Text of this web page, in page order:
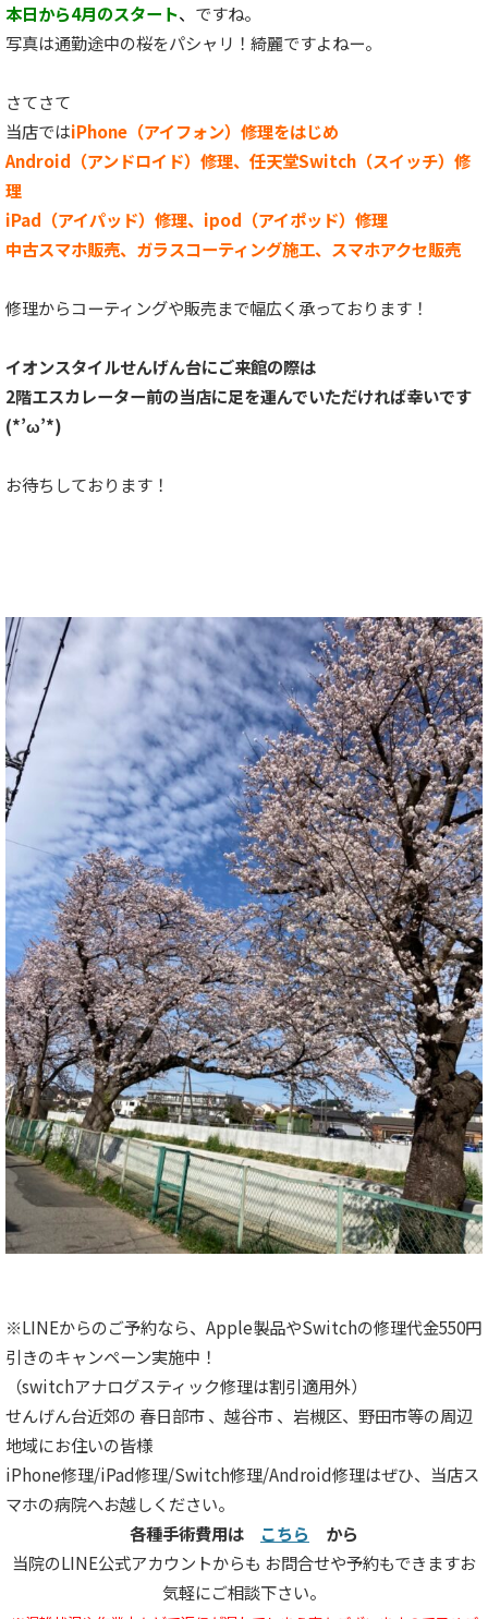
本日から4月のスタート、 ですね。
写真は通勤途中の桜をパシャリ！綺麗ですよねー。
さてさて
当店ではiPhone（アイフォン）修理をはじめ
Android（アンドロイド）修理、任天堂Switch（スイッチ）修
理
iPad（アイパッド）修理、ipod（アイポッド）修理
中古スマホ販売、ガラスコーティング施工、スマホアクセ販売
修理からコーティングや販売まで幅広く承っております！
イオンスタイルせんげん台にご来館の際は
2階エスカレーター前の当店に足を運んでいただければ幸いです
(*’ω’*)
お待ちしております！
※LINEからのご予約なら、Apple製品やSwitchの修理代金550円
引きのキャンペーン実施中！
（switchアナログスティック修理は割引適用外）
せんげん台近郊の 春日部市 、越谷市 、岩槻区、野田市等の周辺
地域にお住いの皆様
iPhone修理/iPad修理/Switch修理/Android修理はぜひ、当店ス
マホの病院へお越しください。
各種手術費用は こちら から
当院のLINE公式アカウントからも お問合せや予約もできますお
気軽にご相談下さい。